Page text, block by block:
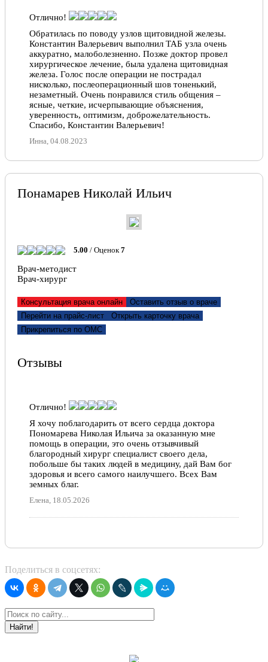
врача, профессионала своего дела. Хочу выразить
Вам свою огромную благодарность за колоссальную
помощь, за отзывчивость, за качественное лечение,
за врачебную этику и за профессионализм в своем
деле. Спасибо Вам за Вашу бесконечную доброту и
теплое отношение. Желаю Вам всего самого
наилучшего и только благодарных пациентов
Олеся, 26.11.2022
Отлично!
доброжелательный доктор. Внимательно, по —
именно к Ольге Викторовна. С уважением,
Константин Васильевич Т.
Константин Т., 03.05.2022
Непомнящая Ольга Владимировна, внимательный,
доброму, относится к пациентам. Выданные
рекомендации помогли. Важно, что обратился
Константин Васильевич Т.
Константин Т., 03.05.2022
Отлично!
Обратилась по поводу узлов щитовидной железы.
Константин Валерьевич выполнил ТАБ узла очень
аккуратно, малоболезненно. Позже доктор провел
хирургическое лечение, была удалена щитовидная
железа. Голос после операции не пострадал
нисколько, послеоперационный шов тоненький,
незаметный. Очень понравился стиль общения –
ясные, четкие, исчерпывающие объяснения,
уверенность, оптимизм, доброжелательность.
Спасибо, Константин Валерьевич!
Инна, 04.08.2023
Понамарев Николай Ильич
5.00 / Оценок 7
Врач-методист
Врач-хирург
Консультация врача онлайн
Оставить отзыв о враче
Перейти на прайс-лист
Открыть карточку врача
Прикрепиться по ОМС
Отзывы
Отлично!
Я хочу поблагодарить от всего сердца доктора
Пономарева Николая Ильича за оказанную мне
помощь в операции, это очень отзывчивый
благородный хирург специалист своего дела,
побольше бы таких людей в медицину, дай Вам бог
здоровья и всего самого наилучшего. Всех Вам
земных благ.
Елена, 18.05.2026
Поделиться в соцсетях:
Найти!